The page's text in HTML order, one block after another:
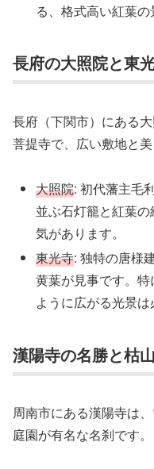
る、格式高い紅葉の
長府の大照院と東
長府（下関市）にある
菩提寺で、広い敷地と美
大照院: 初代藩主毛
並ぶ石灯籠と紅葉
気があります。
東光寺: 独特の唐様
黄葉が見事です。
ように広がる光景は
漢陽寺の名勝と枯
周南市にある漢陽寺は
庭園が有名な名刹です。